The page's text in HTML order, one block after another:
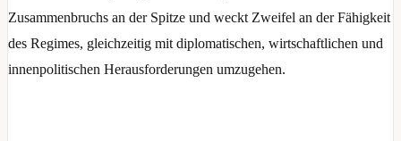
Zusammenbruchs an der Spitze und weckt Zweifel an der Fähigkeit
des Regimes, gleichzeitig mit diplomatischen, wirtschaftlichen und
innenpolitischen Herausforderungen umzugehen.